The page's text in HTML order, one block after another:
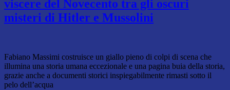
viscere del Novecento tra gli oscuri
misteri di Hitler e Mussolini
Fabiano Massimi costruisce un giallo pieno di colpi di scena che
illumina una storia umana eccezionale e una pagina buia della storia,
grazie anche a documenti storici inspiegabilmente rimasti sotto il
pelo dell’acqua